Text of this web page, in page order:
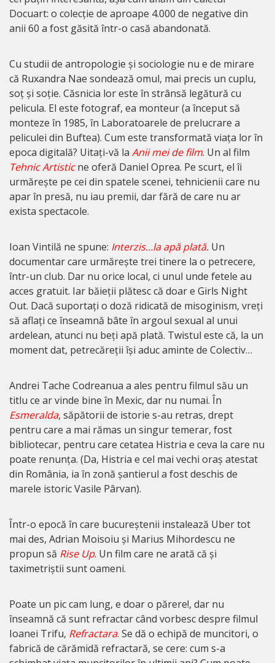
Docuart: o colecție de aproape 4.000 de negative din
anii 60 a fost găsită într-o casă abandonată.
Cu studii de antropologie și sociologie nu e de mirare
că Ruxandra Nae sondează omul, mai precis un cuplu,
soț și soție. Căsnicia lor este în strânsă legătură cu
pelicula. El este fotograf, ea monteur (a început să
monteze în 1985, în Laboratoarele de prelucrare a
peliculei din Buftea). Cum este transformată viața lor în
epoca digitală? Uitați-vă la Anii mei de film. Un al film
Tehnic Artisticne oferă Daniel Oprea. Pe scurt, el îi
urmărește pe cei din spatele scenei, tehnicienii care nu
apar în presă, nu iau premii, dar fără de care nu ar
exista spectacole.
Ioan Vintilă ne spune: Interzis…la apă plată. Un
documentar care urmărește trei tinere la o petrecere,
într-un club. Dar nu orice local, ci unul unde fetele au
acces gratuit. Iar băieții plătesc că doar e Girls Night
Out. Dacă suportați o doză ridicată de misoginism, vreți
să aflați ce înseamnă bâte în argoul sexual al unui
ardelean, atunci nu beți apă plată. Twistul este că, la un
moment dat, petrecăreții își aduc aminte de Colectiv…
Andrei Tache Codreanua a ales pentru filmul său un
titlu ce ar vinde bine în Mexic, dar nu numai. În
Esmeralda, săpătorii de istorie s-au retras, drept
pentru care a mai rămas un singur temerar, fost
bibliotecar, pentru care cetatea Histria e ceva la care nu
poate renunța. (Da, Histria e cel mai vechi oraș atestat
din România, ia în zonă șantierul a fost deschis de
marele istoric Vasile Pârvan).
Într-o epocă în care bucureștenii instalează Uber tot
mai des, Adrian Moisoiu și Marius Mihordescu ne
propun să Rise Up. Un film care ne arată că și
taximetriștii sunt oameni.
Poate un pic cam lung, e doar o părere!, dar nu
înseamnă că sunt refractar când vorbesc despre filmul
Ioanei Trifu, Refractara. Se dă o echipă de muncitori, o
fabrică de cărămidă refractară, se cere: cum s-a